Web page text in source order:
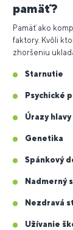
pamäť?
Pamäť ako
faktory. Kvôli
zhoršeniu
Starnutie
Psychické
Úrazy
Genetika
Spánkový
Nadmerný
Nezdravá
Užívanie